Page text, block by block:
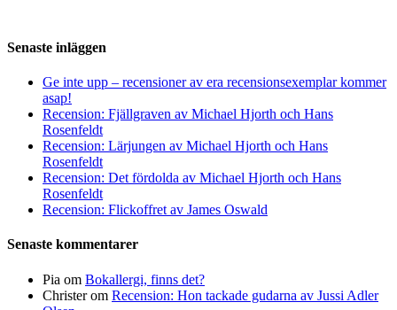
Senaste inläggen
Ge inte upp – recensioner av era recensionsexemplar kommer
asap!
Recension: Fjällgraven av Michael Hjorth och Hans
Rosenfeldt
Recension: Lärjungen av Michael Hjorth och Hans
Rosenfeldt
Recension: Det fördolda av Michael Hjorth och Hans
Rosenfeldt
Recension: Flickoffret av James Oswald
Senaste kommentarer
Pia om Bokallergi, finns det?
Christerom Recension: Hon tackade gudarna av Jussi Adler